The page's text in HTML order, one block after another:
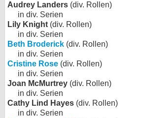
Audrey Landers (div. Rollen)
in div. Serien
Lily Knight (div. Rollen)
in div. Serien
Beth Broderick (div. Rollen)
in div. Serien
Cristine Rose (div. Rollen)
in div. Serien
Joan McMurtrey (div. Rollen)
in div. Serien
Cathy Lind Hayes (div. Rollen)
in div. Serien